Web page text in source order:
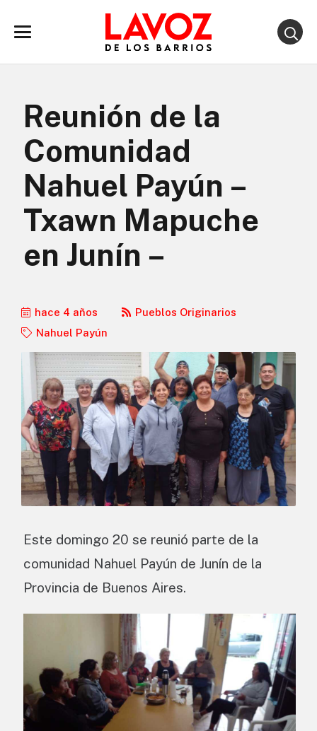
Reunión de la
Comunidad
Nahuel Payún –
Txawn Mapuche
en Junín –
hace 4 años
Pueblos Originarios
Nahuel Payún
Este domingo 20 se reunió parte de la
comunidad Nahuel Payún de Junín de la
Provincia de Buenos Aires.